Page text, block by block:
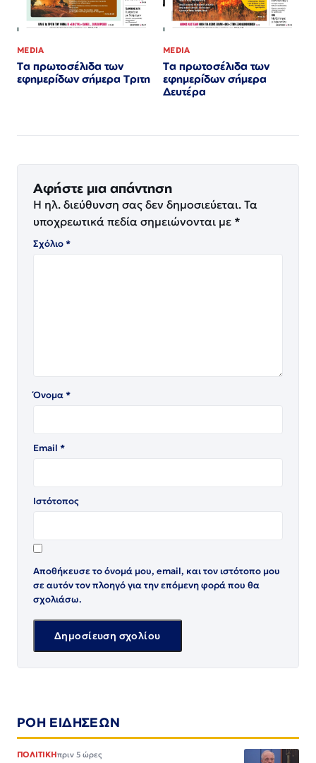
MEDIA
Τα πρωτοσέλιδα των
εφημερίδων σήμερα Τριτη
MEDIA
Τα πρωτοσέλιδα των
εφημερίδων σήμερα
Δευτέρα
Αφήστε μια απάντηση
Η ηλ. διεύθυνση σας δεν δημοσιεύεται. Τα
υποχρεωτικά πεδία σημειώνονται με *
Σχόλιο*
Όνομα*
Email *
Ιστότοπος
Αποθήκευσε το όνομά μου, email, και τον ιστότοπο μου
σε αυτόν τον πλοηγό για την επόμενη φορά που θα
σχολιάσω.
ΡΟΗ ΕΙΔΗΣΕΩΝ
ΠΟΛΙΤΙΚΗπριν 5 ώρες